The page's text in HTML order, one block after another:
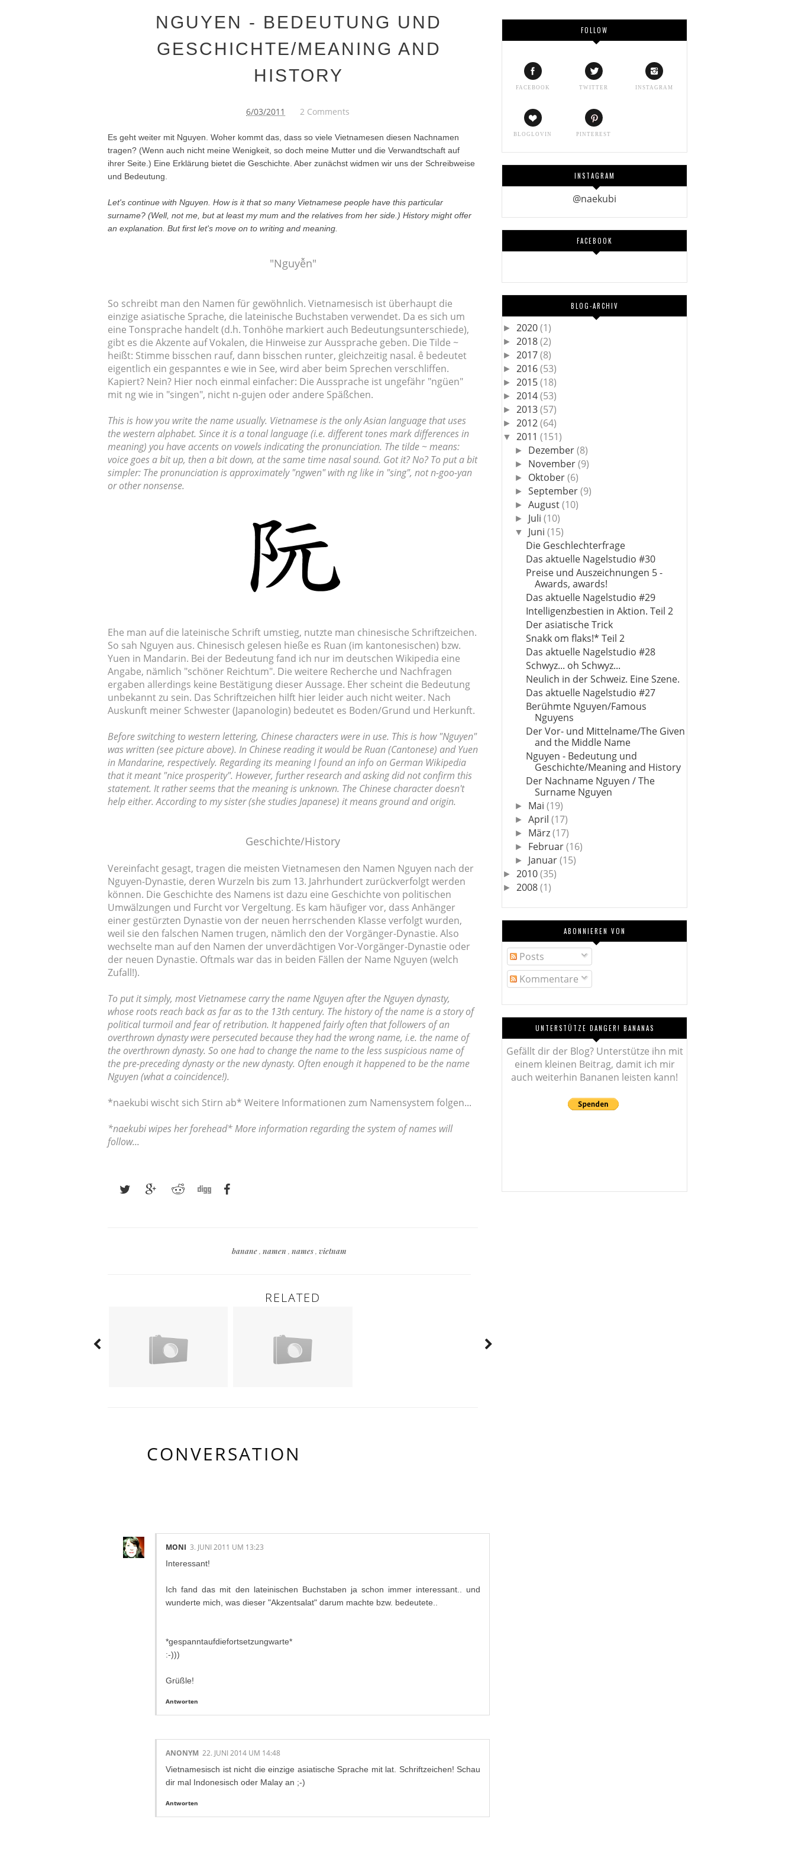
NGUYEN - BEDEUTUNG UND
GESCHICHTE/MEANING AND
HISTORY
6/03/2011 2 Comments
Es geht weiter mit Nguyen. Woher kommt das, dass so viele Vietnamesen diesen Nachnamen
tragen? (Wenn auch nicht meine Wenigkeit, so doch meine Mutter und die Verwandtschaft auf
ihrer Seite.) Eine Erklärung bietet die Geschichte. Aber zunächst widmen wir uns der Schreibweise
und Bedeutung.
Let's continue with Nguyen. How is it that so many Vietnamese people have this particular
surname? (Well, not me, but at least my mum and the relatives from her side.) History might offer
an explanation. But first let's move on to writing and meaning.
"Nguyễn"
So schreibt man den Namen für gewöhnlich. Vietnamesisch ist überhaupt die
einzige asiatische Sprache, die lateinische Buchstaben verwendet. Da es sich um
eine Tonsprache handelt (d.h. Tonhöhe markiert auch Bedeutungsunterschiede),
gibt es die Akzente auf Vokalen, die Hinweise zur Aussprache geben. Die Tilde ~
heißt: Stimme bisschen rauf, dann bisschen runter, gleichzeitig nasal. ê bedeutet
eigentlich ein gespanntes e wie in See, wird aber beim Sprechen verschliffen.
Kapiert? Nein? Hier noch einmal einfacher: Die Aussprache ist ungefähr "ngüen"
mit ng wie in "singen", nicht n-gujen oder andere Späßchen.
This is how you write the name usually. Vietnamese is the only Asian language that uses
the western alphabet. Since it is a tonal language (i.e. different tones mark differences in
meaning) you have accents on vowels indicating the pronunciation. The tilde ~ means:
voice goes a bit up, then a bit down, at the same time nasal sound. Got it? No? To put a bit
simpler: The pronunciation is approximately "ngwen" with ng like in "sing", not n-goo-yan
or other nonsense.
Ehe man auf die lateinische Schrift umstieg, nutzte man chinesische Schriftzeichen.
So sah Nguyen aus. Chinesisch gelesen hieße es Ruan (im kantonesischen) bzw.
Yuen in Mandarin. Bei der Bedeutung fand ich nur im deutschen Wikipedia eine
Angabe, nämlich "schöner Reichtum". Die weitere Recherche und Nachfragen
ergaben allerdings keine Bestätigung dieser Aussage. Eher scheint die Bedeutung
unbekannt zu sein. Das Schriftzeichen hilft hier leider auch nicht weiter. Nach
Auskunft meiner Schwester (Japanologin) bedeutet es Boden/Grund und Herkunft.
Before switching to western lettering, Chinese characters were in use. This is how "Nguyen"
was written (see picture above). In Chinese reading it would be Ruan (Cantonese) and Yuen
in Mandarine, respectively. Regarding its meaning I found an info on German Wikipedia
that it meant "nice prosperity". However, further research and asking did not confirm this
statement. It rather seems that the meaning is unknown. The Chinese character doesn't
help either. According to my sister (she studies Japanese) it means ground and origin.
Geschichte/History
Vereinfacht gesagt, tragen die meisten Vietnamesen den Namen Nguyen nach der
Nguyen-Dynastie, deren Wurzeln bis zum 13. Jahrhundert zurückverfolgt werden
können. Die Geschichte des Namens ist dazu eine Geschichte von politischen
Umwälzungen und Furcht vor Vergeltung. Es kam häufiger vor, dass Anhänger
einer gestürzten Dynastie von der neuen herrschenden Klasse verfolgt wurden,
weil sie den falschen Namen trugen, nämlich den der Vorgänger-Dynastie. Also
wechselte man auf den Namen der unverdächtigen Vor-Vorgänger-Dynastie oder
der neuen Dynastie. Oftmals war das in beiden Fällen der Name Nguyen (welch
Zufall!).
To put it simply, most Vietnamese carry the name Nguyen after the Nguyen dynasty,
whose roots reach back as far as to the 13th century. The history of the name is a story of
political turmoil and fear of retribution. It happened fairly often that followers of an
overthrown dynasty were persecuted because they had the wrong name, i.e. the name of
the overthrown dynasty. So one had to change the name to the less suspicious name of
the pre-preceding dynasty or the new dynasty. Often enough it happened to be the name
Nguyen (what a coincidence!).
*naekubi wischt sich Stirn ab* Weitere Informationen zum Namensystem folgen...
*naekubi wipes her forehead* More information regarding the system of names will
follow...
banane,namen,names,vietnam
RELATED
CONVERSATION
MONI 3. JUNI 2011 UM 13:23
Interessant!
Ich fand das mit den lateinischen Buchstaben ja schon immer interessant.. und
wunderte mich, was dieser "Akzentsalat" darum machte bzw. bedeutete..
*gespanntaufdiefortsetzungwarte*
:-)))
Grüßle!
Antworten
ANONYM 22. JUNI 2014 UM 14:48
Vietnamesisch ist nicht die einzige asiatische Sprache mit lat. Schriftzeichen! Schau
dir mal Indonesisch oder Malay an ;-)
Antworten
FOLLOW
FACEBOOK TWITTER INSTAGRAM
BLOGLOVIN PINTEREST
INSTAGRAM
@naekubi
FACEBOOK
BLOG-ARCHIV
► 2020(1)
► 2018(2)
► 2017(8)
► 2016(53)
► 2015(18)
► 2014(53)
► 2013(57)
► 2012(64)
▼ 2011(151)
► Dezember(8)
► November(9)
► Oktober(6)
► September(9)
► August(10)
► Juli (10)
▼ Juni (15)
Die Geschlechterfrage
Das aktuelle Nagelstudio #30
Preise und Auszeichnungen 5 -
Awards, awards!
Das aktuelle Nagelstudio #29
Intelligenzbestien in Aktion. Teil 2
Der asiatische Trick
Snakk om flaks!* Teil 2
Das aktuelle Nagelstudio #28
Schwyz... oh Schwyz...
Neulich in der Schweiz. Eine Szene.
Das aktuelle Nagelstudio #27
Berühmte Nguyen/Famous
Nguyens
Der Vor- und Mittelname/The Given
and the Middle Name
Nguyen - Bedeutung und
Geschichte/Meaning and History
Der Nachname Nguyen / The
Surname Nguyen
► Mai (19)
► April (17)
► März(17)
► Februar(16)
► Januar(15)
► 2010(35)
► 2008(1)
ABONNIEREN VON
Posts
Kommentare
UNTERSTÜTZE DANGER! BANANAS
Gefällt dir der Blog? Unterstütze ihn mit
einem kleinen Beitrag, damit ich mir
auch weiterhin Bananen leisten kann!